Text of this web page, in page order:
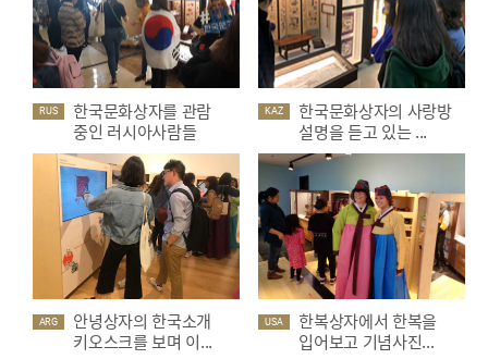
RUS
한국문화상자를 관람
중인 러시아사람들
KAZ
한국문화상자의 사랑방
설명을 듣고 있는 ...
ARG
안녕상자의 한국소개
키오스크를 보며 이...
USA
한복상자에서 한복을
입어보고 기념사진...